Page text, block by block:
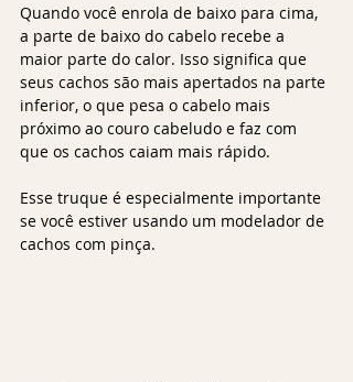
Quando você enrola de baixo para cima,
a parte de baixo do cabelo recebe a
maior parte do calor. Isso significa que
seus cachos são mais apertados na parte
inferior, o que pesa o cabelo mais
próximo ao couro cabeludo e faz com
que os cachos caiam mais rápido.
Esse truque é especialmente importante
se você estiver usando um modelador de
cachos com pinça.